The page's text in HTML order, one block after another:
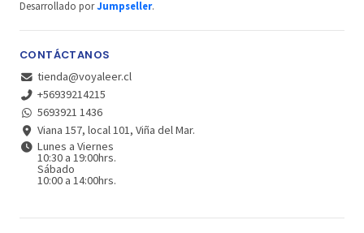
Desarrollado porJumpseller.
CONTÁCTANOS
tienda@voyaleer.cl
+56939214215
5693921 1436
Viana 157, local 101, Viña del Mar.
Lunes a Viernes
10:30 a 19:00hrs.
Sábado
10:00 a 14:00hrs.